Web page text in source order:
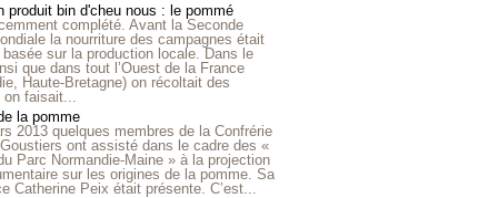
produit bin d'cheu nous : le pommé
complété. Avant la Seconde
la nourriture des campagnes était
sur la production locale. Dans le
que dans tout l’Ouest de la France
Haute-Bretagne) on récoltait des
on faisait...
la pomme
2013 quelques membres de la Confrérie
ont assisté dans le cadre des «
Parc Normandie-Maine » à la projection
sur les origines de la pomme. Sa
Catherine Peix était présente. C’est...